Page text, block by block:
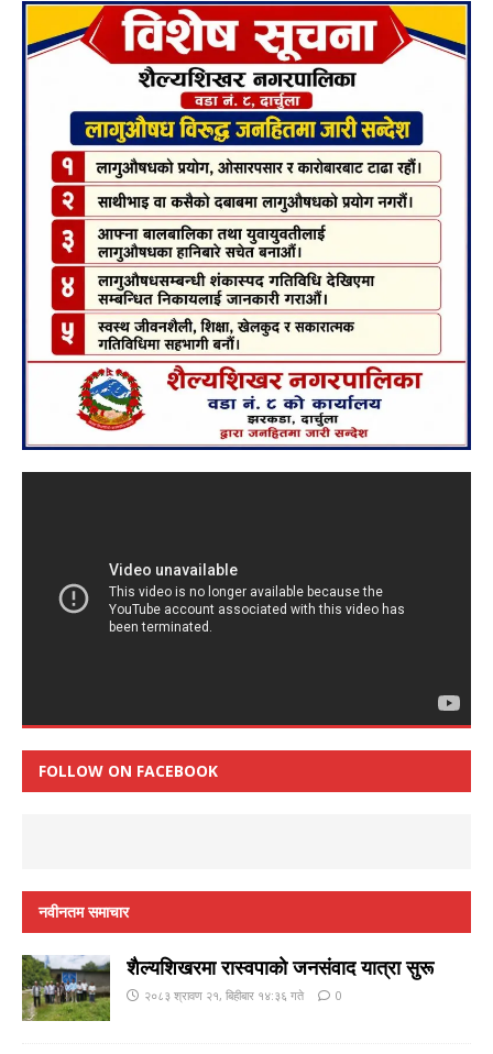
FOLLOW ON FACEBOOK
नवीनतम समाचार
शैल्यशिखरमा रास्वपाकाे जनसंवाद यात्रा सुरू
२०८३ श्रावण २१, बिहीबार १४:३६ गते 0